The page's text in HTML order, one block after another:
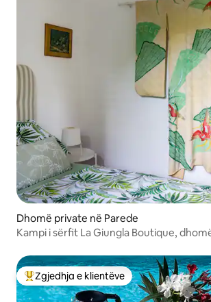
Dhomë private në Parede
Kampi i sërfit La Giungla Boutique,
Më të mirat e zgjedhjeve të klientëve
Zgjedhja e klientëve